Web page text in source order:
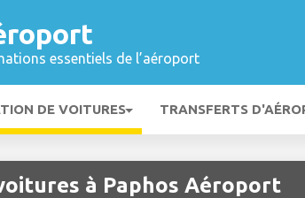
essentiels de l’aéroport
DE VOITURES TRANSFERTS
à Paphos Aéroport